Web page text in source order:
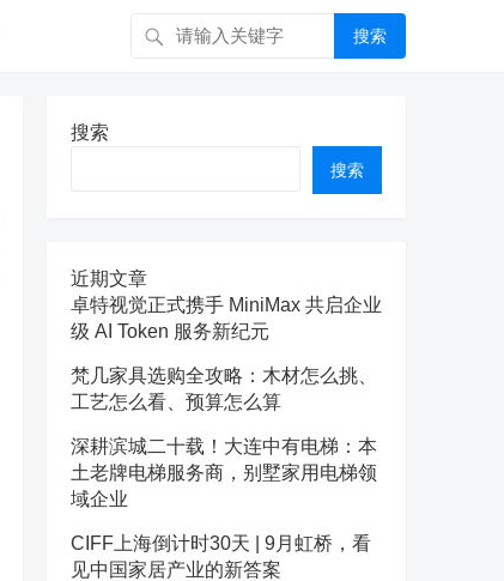
搜索
搜索
搜索
近期文章
卓特视觉正式携手 MiniMax 共启企业
级 AI Token 服务新纪元
梵几家具选购全攻略：木材怎么挑、
工艺怎么看、预算怎么算
深耕滨城二十载！大连中有电梯：本
土老牌电梯服务商，别墅家用电梯领
域企业
CIFF上海倒计时30天 | 9月虹桥，看
见中国家居产业的新答案